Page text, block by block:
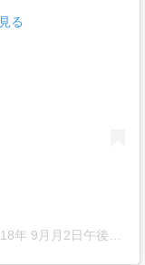
る
年 9月月2日午後5時55分PDT